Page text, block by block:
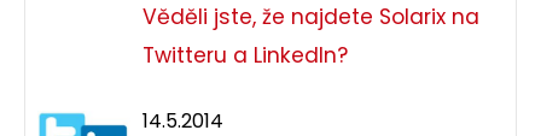
Věděli jste, že najdete Solarix na
Twitteru a LinkedIn?
14.5.2014